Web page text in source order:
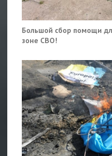
Большой сбор помощи
зоне СВО!